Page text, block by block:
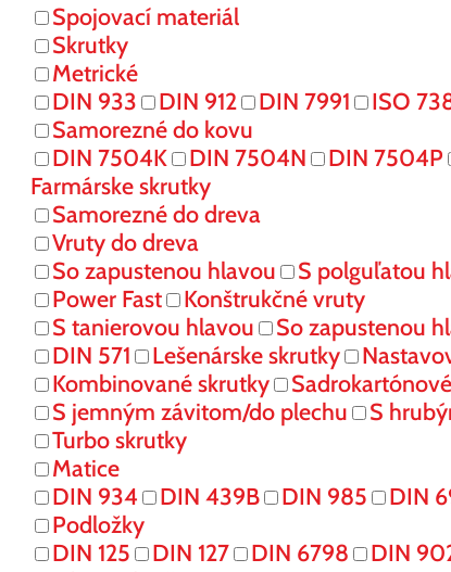
Spojovací materiál
Skrutky
Metrické
DIN 933
DIN 912 DIN 7991 ISO
Samorezné do kovu
DIN 7504K
DIN 7504N DIN 7504P
Farmárske skrutky
Samorezné do dreva
Vruty do dreva
So zapustenou hlavou
S polguľatou
Power Fast
Konštrukčné vruty
S tanierovou hlavou
So zapustenou
DIN 571
Lešenárske skrutky
Kombinované skrutky
S jemným závitom/do plechu
S
Turbo skrutky
Matice
DIN 934
DIN 439B DIN 985 DIN
Podložky
DIN 125
DIN 127 DIN 6798 DIN